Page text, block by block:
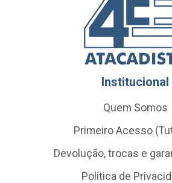
Institucional
Quem Somos
Primeiro Acesso
Devolução, trocas e
Política de